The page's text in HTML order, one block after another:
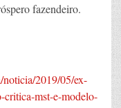
fazendeiro.
2019/05/ex-
critica-mst-e-modelo-